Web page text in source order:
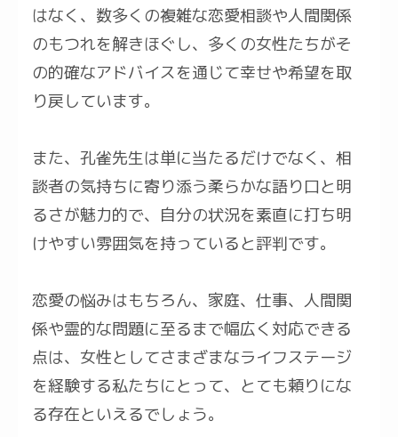
はなく、数多くの複雑な恋愛相談や人間関係
のもつれを解きほぐし、多くの女性たちがそ
の的確なアドバイスを通じて幸せや希望を取
り戻しています。
また、孔雀先生は単に当たるだけでなく、相
談者の気持ちに寄り添う柔らかな語り口と明
るさが魅力的で、自分の状況を素直に打ち明
けやすい雰囲気を持っていると評判です。
恋愛の悩みはもちろん、家庭、仕事、人間関
係や霊的な問題に至るまで幅広く対応できる
点は、女性としてさまざまなライフステージ
を経験する私たちにとって、とても頼りにな
る存在といえるでしょう。